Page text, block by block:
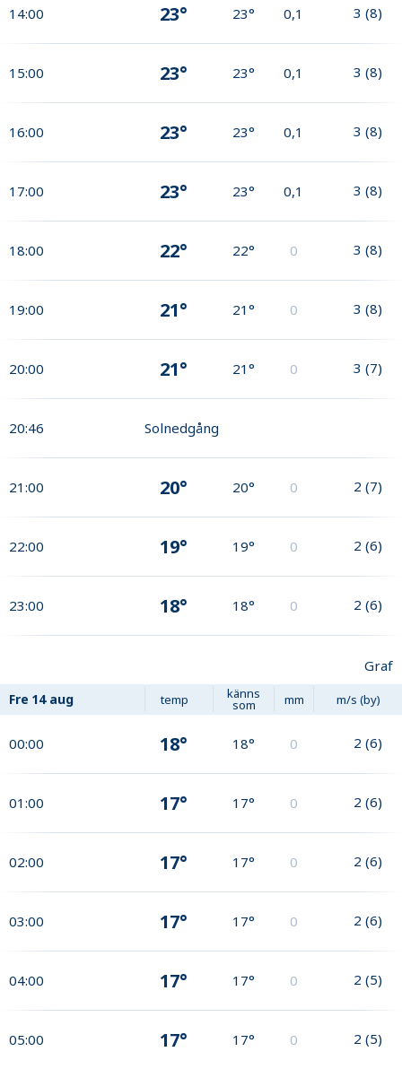
14:00 23° 23° 0,1 3 (8)
15:00 23° 23° 0,1 3 (8)
16:00 23° 23° 0,1 3 (8)
17:00 23° 23° 0,1 3 (8)
18:00 22° 22° 0 3 (8)
19:00 21° 21° 0 3 (8)
20:00 21° 21° 0 3 (7)
20:46 Solnedgång
21:00 20° 20° 0 2 (7)
22:00 19° 19° 0 2 (6)
23:00 18° 18° 0 2 (6)
Graf
Fre 14 aug temp känns
som mm m/s (by)
00:00 18° 18° 0 2 (6)
01:00 17° 17° 0 2 (6)
02:00 17° 17° 0 2 (6)
03:00 17° 17° 0 2 (6)
04:00 17° 17° 0 2 (5)
05:00 17° 17° 0 2 (5)